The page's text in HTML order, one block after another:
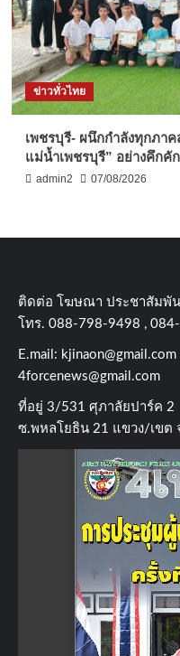
ข่าวทั่วไทย
เพชรบุรี- ผนึกกำลังทุกภา
แม่น้ำเพชรบุรี” อย่างคึกคัก
admin2 07/08/2026
ติดต่อ​ โฆษณา​ ประชาสัมพั
โทร​. 088-798-9498 ,
E.mail: kjinaon@gmail.com
4forcenews@gmail.com
ที่อยู่​ 3/531​ ศุภาลัยปาร์ค​ 2
ซ.พหลโยธิน​ 21​ แขวง/เขต​